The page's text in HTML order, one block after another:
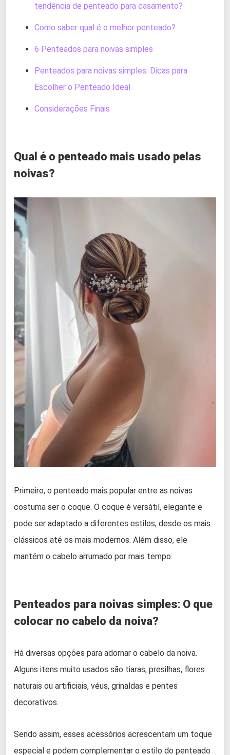
tendência de penteado para casamento?
Como saber qual é o melhor penteado?
6 Penteados para noivas simples
Penteados para noivas simples: Dicas para
Escolher o Penteado Ideal
Considerações Finais
Qual é o penteado mais usado pelas
noivas?
Primeiro, o penteado mais popular entre as noivas
costuma ser o coque. O coque é versátil, elegante e
pode ser adaptado a diferentes estilos, desde os mais
clássicos até os mais modernos. Além disso, ele
mantém o cabelo arrumado por mais tempo.
Penteados para noivas simples: O que
colocar no cabelo da noiva?
Há diversas opções para adornar o cabelo da noiva.
Alguns itens muito usados são tiaras, presilhas, flores
naturais ou artificiais, véus, grinaldas e pentes
decorativos.
Sendo assim, esses acessórios acrescentam um toque
especial e podem complementar o estilo do penteado